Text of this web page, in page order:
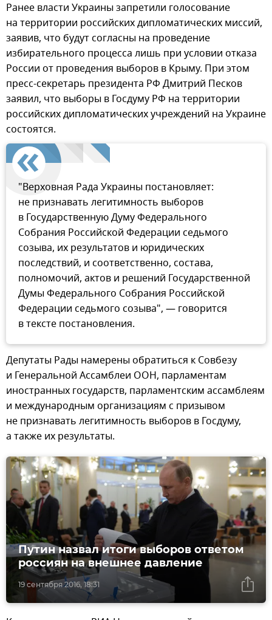
Ранее власти Украины запретили голосование
на территории российских дипломатических миссий,
заявив, что будут согласны на проведение
избирательного процесса лишь при условии отказа
России от проведения выборов в Крыму. При этом
пресс-секретарь президента РФ Дмитрий Песков
заявил, что выборы в Госдуму РФ на территории
российских дипломатических учреждений на Украине
состоятся.
"Верховная Рада Украины постановляет:
не признавать легитимность выборов
в Государственную Думу Федерального
Собрания Российской Федерации седьмого
созыва, их результатов и юридических
последствий, и соответственно, состава,
полномочий, актов и решений Государственной
Думы Федерального Собрания Российской
Федерации седьмого созыва", — говорится
в тексте постановления.
Депутаты Рады намерены обратиться к Совбезу
и Генеральной Ассамблеи ООН, парламентам
иностранных государств, парламентским ассамблеям
и международным организациям с призывом
не признавать легитимность выборов в Госдуму,
а также их результаты.
19 сентября 2016, 18:31
Путин назвал итоги выборов ответом
россиян на внешнее давление